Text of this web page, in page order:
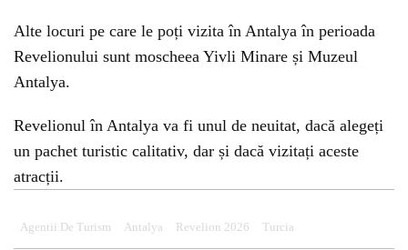
Alte locuri pe care le poți vizita în Antalya în perioada
Revelionului sunt moscheea Yivli Minare și Muzeul
Antalya.
Revelionul în Antalya va fi unul de neuitat, dacă alegeți
un pachet turistic calitativ, dar și dacă vizitați aceste
atracții.
Agentii De Turism Antalya Revelion 2026 Turcia